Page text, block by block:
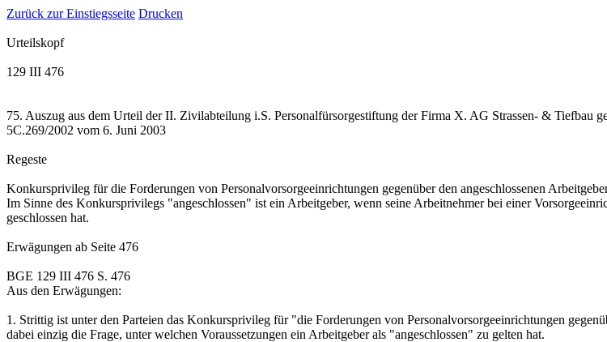
Zurück zur Einstiegsseite Drucken
Urteilskopf
129 III 476
75. Auszug aus dem Urteil der II. Zivilabteilung i.S. Personalfürsorgestiftung der Firma X. AG Strassen- & Tiefbau
5C.269/2002 vom 6. Juni 2003
Regeste
Konkursprivileg für die Forderungen von Personalvorsorgeeinrichtungen gegenüber den angeschlossenen
Im Sinne des Konkursprivilegs "angeschlossen" ist ein Arbeitgeber, wenn seine Arbeitnehmer bei einer
geschlossen hat.
Erwägungen ab Seite 476
BGE 129 III 476 S. 476
Aus den Erwägungen:
1. Strittig ist unter den Parteien das Konkursprivileg für "die Forderungen von Personalvorsorgeeinrichtungen
dabei einzig die Frage, unter welchen Voraussetzungen ein Arbeitgeber als "angeschlossen" zu gelten hat.